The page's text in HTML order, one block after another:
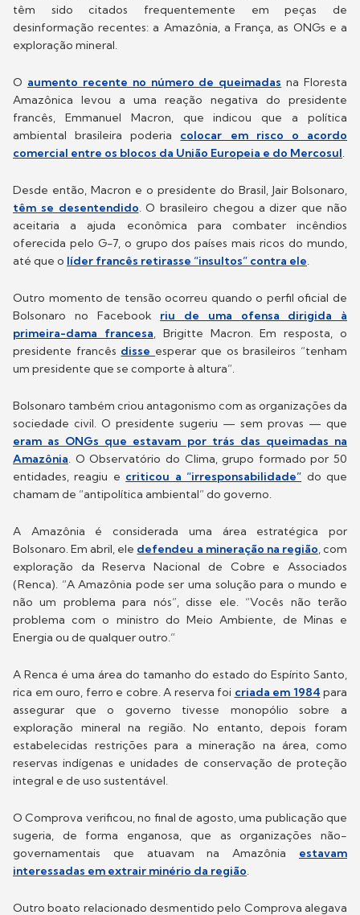
têm sido citados frequentemente em peças de
desinformação recentes: a Amazônia, a França, as ONGs e a
exploração mineral.
O aumento recente no número de queimadas na Floresta
Amazônica levou a uma reação negativa do presidente
francês, Emmanuel Macron, que indicou que a política
ambiental brasileira poderia colocar em risco o acordo
comercial entre os blocos da União Europeia e do Mercosul.
Desde então, Macron e o presidente do Brasil, Jair Bolsonaro,
têm se desentendido. O brasileiro chegou a dizer que não
aceitaria a ajuda econômica para combater incêndios
oferecida pelo G-7, o grupo dos países mais ricos do mundo,
até que o líder francês retirasse “insultos” contra ele.
Outro momento de tensão ocorreu quando o perfil oficial de
Bolsonaro no Facebook riu de uma ofensa dirigida à
primeira-dama francesa, Brigitte Macron. Em resposta, o
presidente francês disse esperar que os brasileiros “tenham
um presidente que se comporte à altura”.
Bolsonaro também criou antagonismo com as organizações da
sociedade civil. O presidente sugeriu — sem provas — que
eram as ONGs que estavam por trás das queimadas na
Amazônia. O Observatório do Clima, grupo formado por 50
entidades, reagiu e criticou a “irresponsabilidade” do que
chamam de “antipolítica ambiental” do governo.
A Amazônia é considerada uma área estratégica por
Bolsonaro. Em abril, ele defendeu a mineração na região, com
exploração da Reserva Nacional de Cobre e Associados
(Renca). “A Amazônia pode ser uma solução para o mundo e
não um problema para nós”, disse ele. “Vocês não terão
problema com o ministro do Meio Ambiente, de Minas e
Energia ou de qualquer outro.”
A Renca é uma área do tamanho do estado do Espírito Santo,
rica em ouro, ferro e cobre. A reserva foi criada em 1984 para
assegurar que o governo tivesse monopólio sobre a
exploração mineral na região. No entanto, depois foram
estabelecidas restrições para a mineração na área, como
reservas indígenas e unidades de conservação de proteção
integral e de uso sustentável.
O Comprova verificou, no final de agosto, uma publicação que
sugeria, de forma enganosa, que as organizações não-
governamentais que atuavam na Amazônia estavam
interessadas em extrair minério da região.
Outro boato relacionado desmentido pelo Comprova alegava